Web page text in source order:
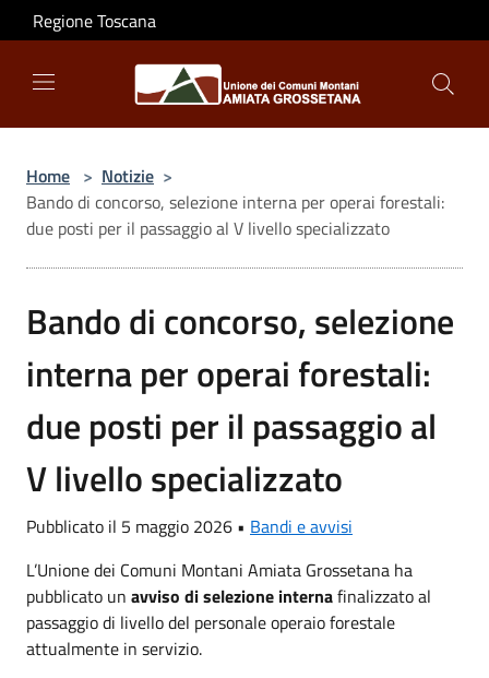
Salta al contenuto principale
Regione Toscana
Home > Notizie >
Bando di concorso, selezione interna per operai forestali:
due posti per il passaggio al V livello specializzato
Bando di concorso, selezione
interna per operai forestali:
due posti per il passaggio al
V livello specializzato
Pubblicato il 5 maggio 2026 • Bandi e avvisi
L’Unione dei Comuni Montani Amiata Grossetana ha
pubblicato un avviso di selezione internafinalizzato al
passaggio di livello del personale operaio forestale
attualmente in servizio.